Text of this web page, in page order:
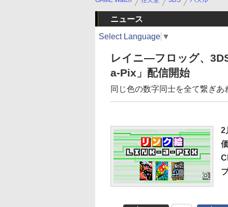
ニュース
Select Language ▼
レイニ―フロッグ、
a-Pix」配信開始
同じ色の数字同士を全て繋ぎあ
2